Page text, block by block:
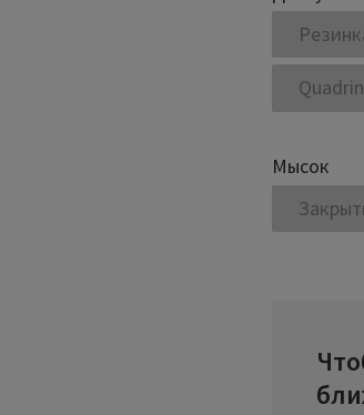
Мысок